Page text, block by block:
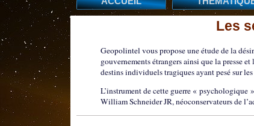
Les
Geopolintel vous propose une étude de la
gouvernements étrangers ainsi que la presse
destins individuels tragiques ayant pesé sur
L’instrument de cette guerre « psychologique
William Schneider JR, néoconservateurs de